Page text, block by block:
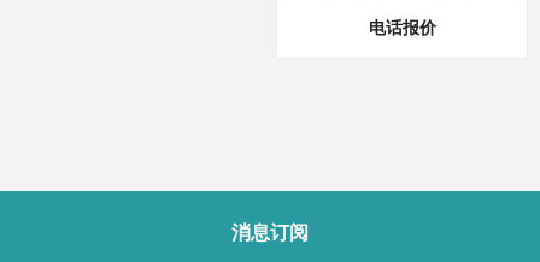
电话报价
消息订阅